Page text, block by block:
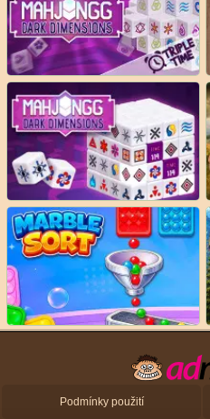
Podmínky použití